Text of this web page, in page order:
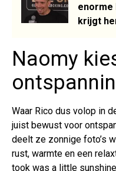
enorme
krijgt
Naomy
Waar Rico dus volop in
juist bewust voor
deelt ze zonnige foto’s
rust, warmte en een
took was a little